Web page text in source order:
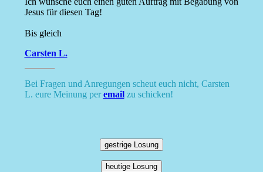
Jesus für diesen Tag!
Bis gleich
Carsten L.
Bei Fragen und Anregungen scheut euch nicht, Carsten
L. eure Meinung peremailzu schicken!
gestrige Losung
heutige Losung